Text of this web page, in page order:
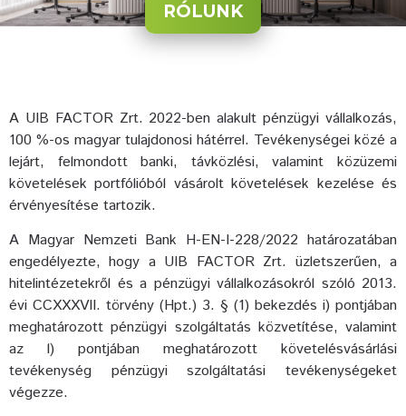
RÓLUNK
A UIB FACTOR Zrt. 2022-ben alakult pénzügyi vállalkozás,
100 %-os magyar tulajdonosi hátérrel. Tevékenységei közé a
lejárt, felmondott banki, távközlési, valamint közüzemi
követelések portfólióból vásárolt követelések kezelése és
érvényesítése tartozik.
A Magyar Nemzeti Bank H-EN-I-228/2022 határozatában
engedélyezte, hogy a UIB FACTOR Zrt. üzletszerűen, a
hitelintézetekről és a pénzügyi vállalkozásokról szóló 2013.
évi CCXXXVII. törvény (Hpt.) 3. § (1) bekezdés i) pontjában
meghatározott pénzügyi szolgáltatás közvetítése, valamint
az l) pontjában meghatározott követelésvásárlási
tevékenység pénzügyi szolgáltatási tevékenységeket
végezze.